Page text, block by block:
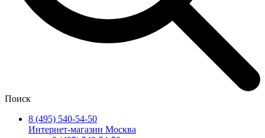
Поиск
8 (495) 540-54-50
Интернет-магазин Москва